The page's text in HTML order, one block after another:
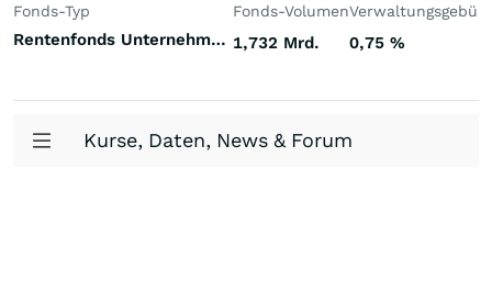
Fonds-Typ
Rentenfonds Unternehmensanleihen höherverzinst Europa Hartwährungen (Europa)
Fonds-Volumen
1,732 Mrd. 0,75 %
Kurse, Daten, News & Forum